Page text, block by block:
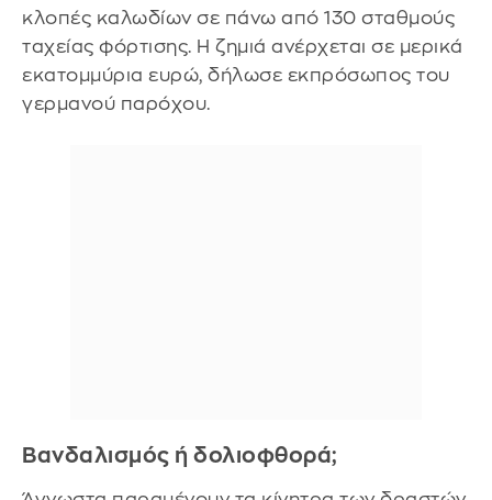
κλοπές καλωδίων σε πάνω από 130 σταθμούς
ταχείας φόρτισης. Η ζημιά ανέρχεται σε μερικά
εκατομμύρια ευρώ, δήλωσε εκπρόσωπος του
γερμανού παρόχου.
Βανδαλισμός ή δολιοφθορά;